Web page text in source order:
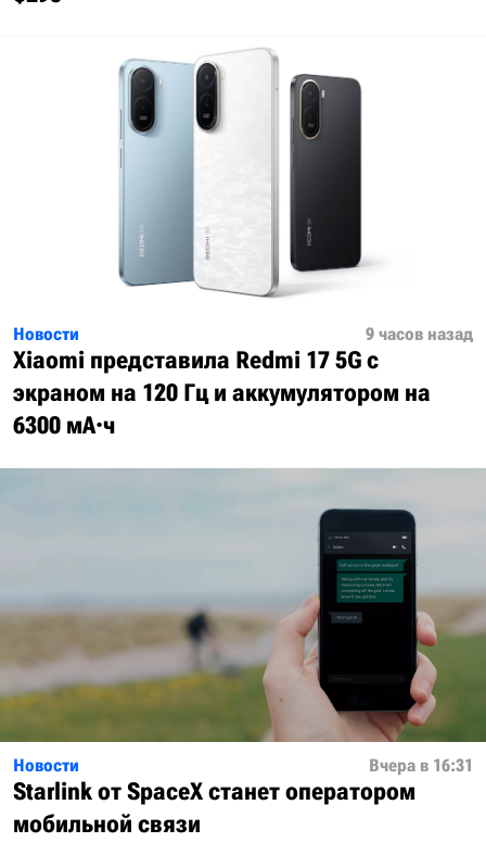
Новости 9 часов назад
Xiaomi представила Redmi 17 5G с
экраном на 120 Гц и аккумулятором на
6300 мА·ч
Новости Вчера в 16:31
Starlink от SpaceX станет оператором
мобильной связи